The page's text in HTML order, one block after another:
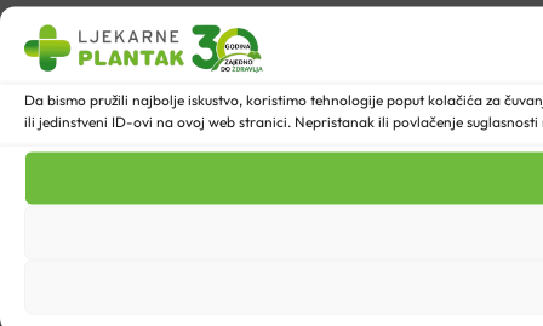
Da bismo pružili najbolje iskustvo, koristimo tehnologije poput kolačića za
ili jedinstveni ID-ovi na ovoj web stranici. Nepristanak ili povlačenje